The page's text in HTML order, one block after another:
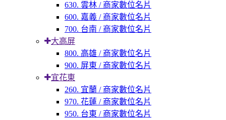
630. 雲林 / 商家數位名片
600. 嘉義 / 商家數位名片
700. 台南 / 商家數位名片
大高屏
800. 高雄 / 商家數位名片
900. 屏東 / 商家數位名片
宜花東
260. 宜蘭 / 商家數位名片
970. 花蓮 / 商家數位名片
950. 台東 / 商家數位名片